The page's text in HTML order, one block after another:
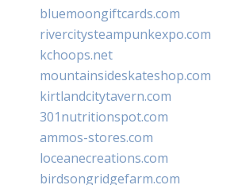
bluemoongiftcards.com
rivercitysteampunkexpo.com
kchoops.net
mountainsideskateshop.com
kirtlandcitytavern.com
301nutritionspot.com
ammos-stores.com
loceanecreations.com
birdsongridgefarm.com